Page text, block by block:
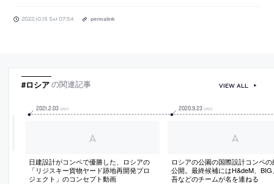
2022.10.15 Sat 07:54 permalink
#ロシアの関連記事
2021 2.03 WED
日建設計がコンペで優勝した、ロシアの
「リジスキー貨物ヤード跡地再開発プロ
ジェクト」のコンセプト動画
2020.9.23 WED
ロシアの公園の国際設計コンペの
公開。最終候補にはH&deM、BIG
吾などのチームが名を連ねる
VIEW ALL